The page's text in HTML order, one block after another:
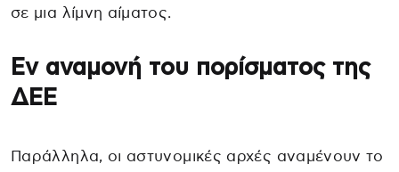
σε μια λίμνη αίματος.
Εν αναμονή του πορίσματος της
ΔΕΕ
Παράλληλα, οι αστυνομικές αρχές αναμένουν το